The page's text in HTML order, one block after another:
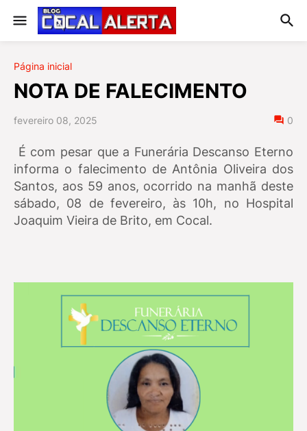
Página inicial
NOTA DE FALECIMENTO
fevereiro 08, 2025 0
É com pesar que a Funerária Descanso Eterno
informa o falecimento de Antônia Oliveira dos
Santos, aos 59 anos, ocorrido na manhã deste
sábado, 08 de fevereiro, às 10h, no Hospital
Joaquim Vieira de Brito, em Cocal.